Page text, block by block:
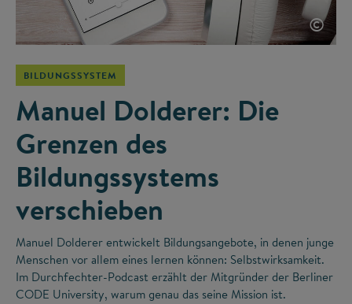
©
BILDUNGSSYSTEM
Manuel Dolderer: Die
Grenzen des
Bildungssystems
verschieben
Manuel Dolderer entwickelt Bildungsangebote, in denen junge
Menschen vor allem eines lernen können: Selbstwirksamkeit.
Im Durchfechter-Podcast erzählt der Mitgründer der Berliner
CODE University, warum genau das seine Mission ist.